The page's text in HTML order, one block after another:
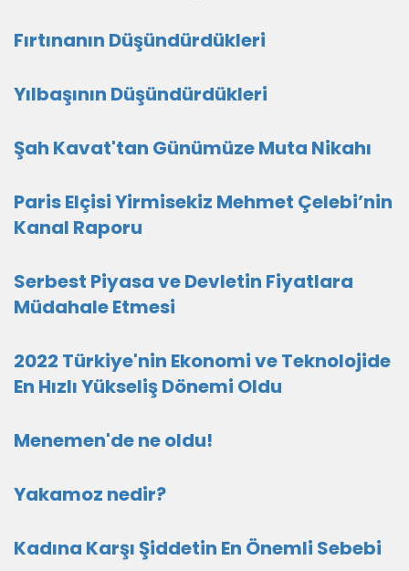
Fırtınanın Düşündürdükleri
Yılbaşının Düşündürdükleri
Şah Kavat'tan Günümüze Muta Nikahı
Paris Elçisi Yirmisekiz Mehmet Çelebi’nin
Kanal Raporu
Serbest Piyasa ve Devletin Fiyatlara
Müdahale Etmesi
2022 Türkiye'nin Ekonomi ve Teknolojide
En Hızlı Yükseliş Dönemi Oldu
Menemen'de ne oldu!
Yakamoz nedir?
Kadına Karşı Şiddetin En Önemli Sebebi